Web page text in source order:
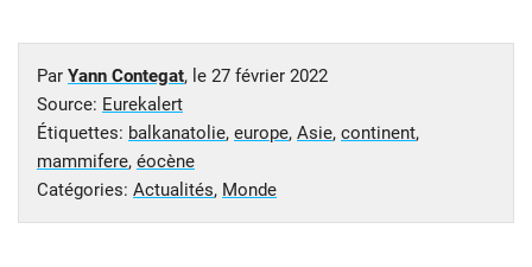
Par Yann Contegat, le 27 février 2022
Source: Eurekalert
Étiquettes: balkanatolie, europe, Asie, continent,
mammifere, éocène
Catégories: Actualités, Monde